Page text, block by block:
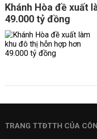
Khánh Hòa đề xuất
49.000 tỷ đồng
TRANG TTĐTTH CỦA